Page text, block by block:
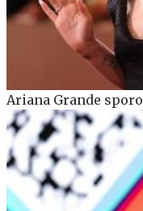
Ariana Grande